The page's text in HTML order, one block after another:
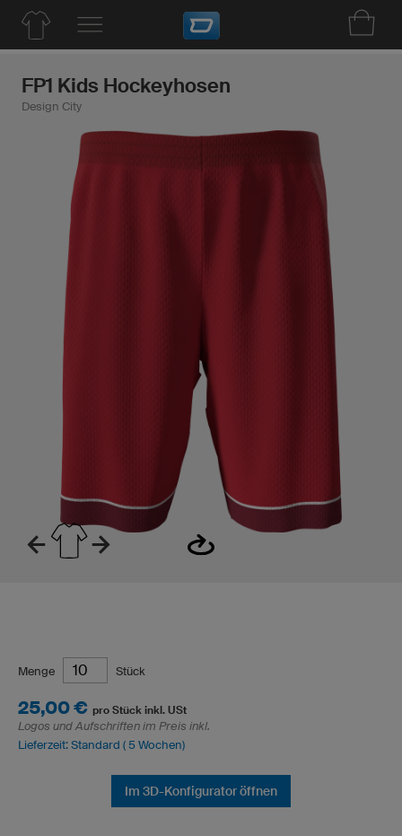
FP1 Kids Hockeyhosen
Design City
Menge Stück
25,00 € pro Stück inkl. USt
Logos und Aufschriften im Preis inkl.
Lieferzeit: Standard ( 5 Wochen)
Im 3D-Konfigurator öffnen